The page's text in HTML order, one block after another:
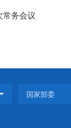
常务会议